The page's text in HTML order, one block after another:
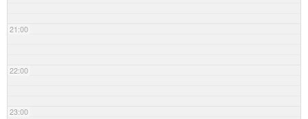
21:00
22:00
23:00